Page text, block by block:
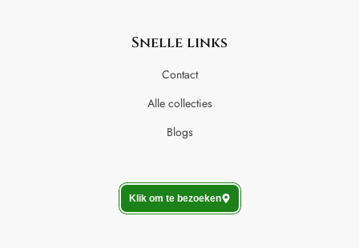
Snelle links
Contact
Alle collecties
Blogs
Klik om te bezoeken